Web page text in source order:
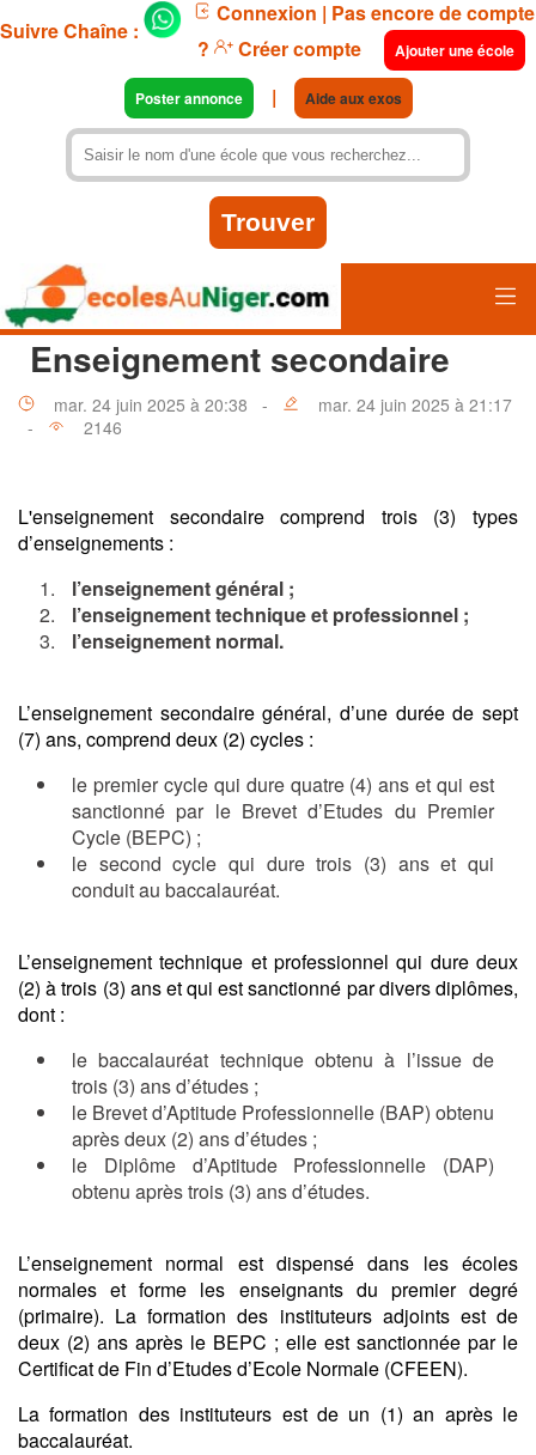
Suivre Chaîne :
Connexion | Pas encore de compte
?
Créer compte Ajouter une école
Poster annonce | Aide aux exos
Enseignement secondaire
mar. 24 juin 2025 à 20:38 -
mar. 24 juin 2025 à 21:17
-
2146
L'enseignement secondaire comprend trois (3) types
d’enseignements :
l’enseignement général ;
l’enseignement technique et professionnel ;
l’enseignement normal.
L’enseignement secondaire général, d’une durée de sept
(7) ans, comprend deux (2) cycles :
le premier cycle qui dure quatre (4) ans et qui est
sanctionné par le Brevet d’Etudes du Premier
Cycle (BEPC) ;
le second cycle qui dure trois (3) ans et qui
conduit au baccalauréat.
L’enseignement technique et professionnel qui dure deux
(2) à trois (3) ans et qui est sanctionné par divers diplômes,
dont :
le baccalauréat technique obtenu à l’issue de
trois (3) ans d’études ;
le Brevet d’Aptitude Professionnelle (BAP) obtenu
après deux (2) ans d’études ;
le Diplôme d’Aptitude Professionnelle (DAP)
obtenu après trois (3) ans d’études.
L’enseignement normal est dispensé dans les écoles
normales et forme les enseignants du premier degré
(primaire). La formation des instituteurs adjoints est de
deux (2) ans après le BEPC ; elle est sanctionnée par le
Certificat de Fin d’Etudes d’Ecole Normale (CFEEN).
La formation des instituteurs est de un (1) an après le
baccalauréat.